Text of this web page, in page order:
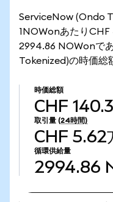
ServiceNow (Ondo
1NOWonあたり
2994.86 NOWonで
Tokenized)の時価総
時価総額
CHF
取引量 (24時間)
CHF 5.62
循環供給量
2994.86